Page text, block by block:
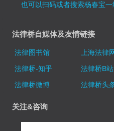
也可以扫码或者搜索杨春宝
法律桥自媒体及友情链接
法律图书馆 上海法律
法律桥-知乎
法律桥B
法律桥微博
法律桥头
关注&咨询